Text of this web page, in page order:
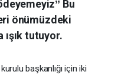
Bu
önümüzdeki
tutuyor.
başkanlığı için iki